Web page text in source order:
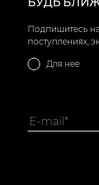
Подпишитесь
поступлениях,
Для нее